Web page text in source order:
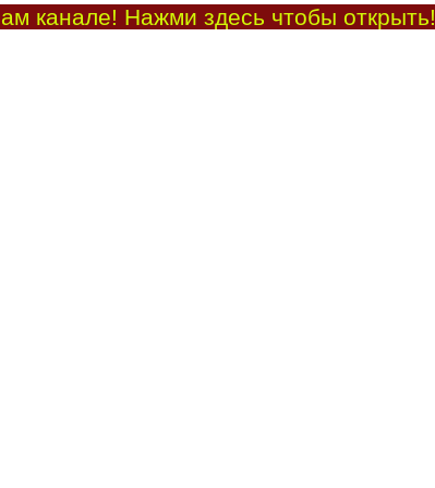
канале! Нажми здесь чтобы открыть!